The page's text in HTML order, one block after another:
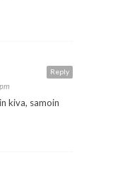
Reply
kiva, samoin